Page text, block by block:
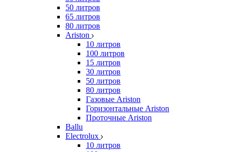
50 литров
65 литров
80 литров
Ariston
10 литров
100 литров
15 литров
30 литров
50 литров
80 литров
Газовые Ariston
Горизонтальные Ariston
Проточные Ariston
Ballu
Electrolux
10 литров